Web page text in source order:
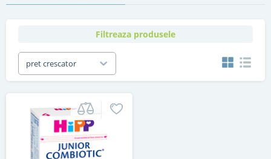
Filtreaza produsele
pret crescator